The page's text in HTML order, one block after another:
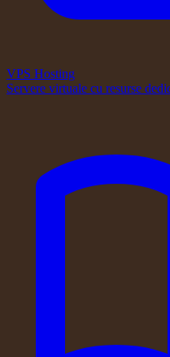
VPS Hosting
Servere virtuale cu resurse